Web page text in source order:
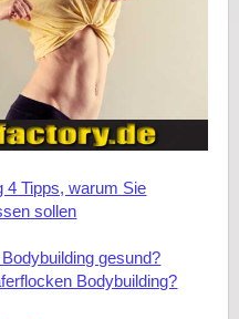
4 Tipps, warum Sie
sollen
gesund?
Bodybuilding?